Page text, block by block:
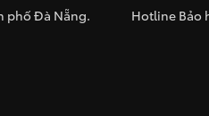
phố Đà Nẵng.
Hotline Bảo